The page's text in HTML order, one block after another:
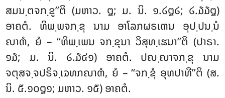
ສມນ຺ຕຈກ຺ຂູ’’ຕິ (ມຫາວ. ໘; ມ. ນິ. ໑.໒໘໒; ໒.໓໓໘)
ອາຄຕໍ. ທິພ຺ພຈກ຺ຂຸ ນາມ ອາໂລກຜຣເຓນ ອຸປ຺ປນ຺ນໍ
ຎາຓໍ, ຍໍ – ‘‘ທິພ຺ເພນ ຈກ຺ຂຸນາ ວິສຸທ຺ເຘນາ’’ຕິ (ປາຣາ.
໑໓; ມ. ນິ. ໒.໓໔໑) ອາຄຕໍ. ປຎ຺ຎາຈກ຺ຂຸ ນາມ
ຈຕຸສຈ຺ຈປຣິຈ຺ເຉທກຎາຓໍ, ຍໍ – ‘‘ຈກ຺ຂຸໍ ອຸທປາທີ’’ຕິ (ສ.
ນິ. ໕.໑໐໘໑; ມຫາວ. ໑໕) ອາຄຕໍ.